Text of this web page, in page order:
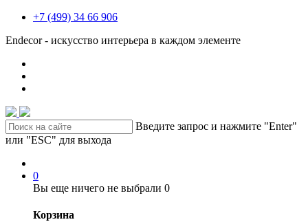
+7 (499) 34 66 906
Endecor - искусство интерьера в каждом элементе
Введите запрос и нажмите "Enter"
или "ESC" для выхода
0
Вы еще ничего не выбрали 0
Корзина